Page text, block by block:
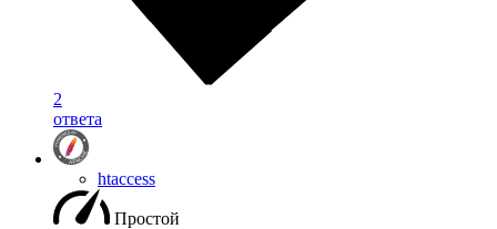
2
ответа
htaccess
Простой